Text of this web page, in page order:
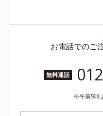
お電話でのご
無料通話
午前9時